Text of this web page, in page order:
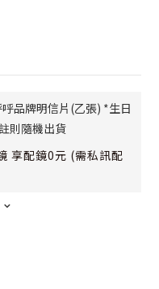
品牌明信片(乙張) *生日
則隨機出貨
享配鏡0元 (需私訊配